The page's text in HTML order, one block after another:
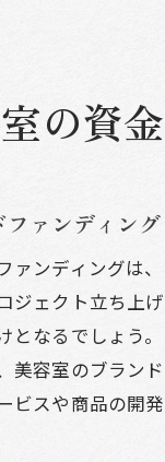
の資
ファンディン
ァンディングは
ジェクト立ち上
となるでしょう
美容室のブラン
ビスや商品の開